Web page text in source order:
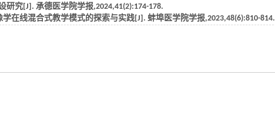
究[J]. 承德医学院学报,2024,41(2):174-178.
在线混合式教学模式的探索与实践[J]. 蚌埠医学院学报,2023,48(6):810-814.